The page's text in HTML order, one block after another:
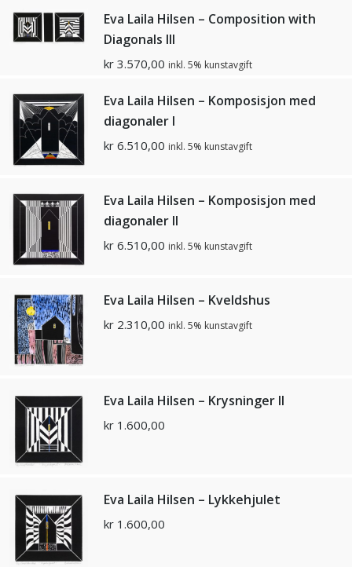
Eva Laila Hilsen – Composition with
Diagonals lll
kr 3.570,00 inkl. 5% kunstavgift
Eva Laila Hilsen – Komposisjon med
diagonaler l
kr 6.510,00 inkl. 5% kunstavgift
Eva Laila Hilsen – Komposisjon med
diagonaler ll
kr 6.510,00 inkl. 5% kunstavgift
Eva Laila Hilsen – Kveldshus
kr 2.310,00 inkl. 5% kunstavgift
Eva Laila Hilsen – Krysninger ll
kr 1.600,00
Eva Laila Hilsen – Lykkehjulet
kr 1.600,00